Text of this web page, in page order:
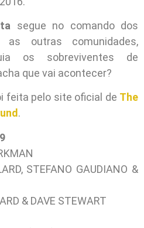
segue no comando dos
as outras comunidades,
os sobreviventes de
que vai acontecer?
feita pelo site oficial de The
.
STEFANO GAUDIANO &
& DAVE STEWART